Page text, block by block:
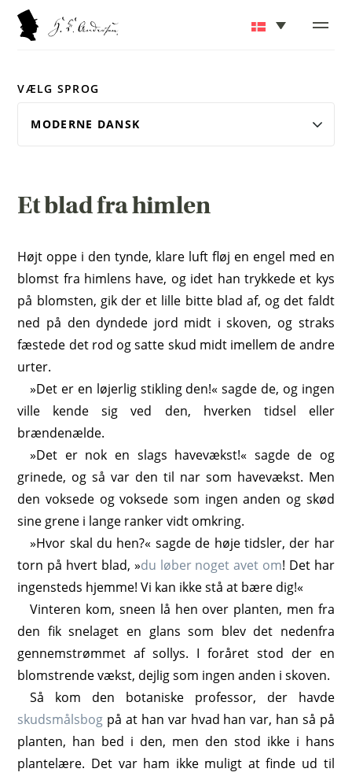
VÆLG SPROG
Et blad fra himlen
Højt oppe i den tynde, klare luft fløj en engel med en
blomst fra himlens have, og idet han trykkede et kys
på blomsten, gik der et lille bitte blad af, og det faldt
ned på den dyndede jord midt i skoven, og straks
fæstede det rod og satte skud midt imellem de andre
urter.
»Det er en løjerlig stikling den!« sagde de, og ingen
ville kende sig ved den, hverken tidsel eller
brændenælde.
»Det er nok en slags havevækst!« sagde de og
grinede, og så var den til nar som havevækst. Men
den voksede og voksede som ingen anden og skød
sine grene i lange ranker vidt omkring.
»Hvor skal du hen?« sagde de høje tidsler, der har
torn på hvert blad, »du løber noget avet om! Det har
ingensteds hjemme! Vi kan ikke stå at bære dig!«
Vinteren kom, sneen lå hen over planten, men fra
den fik snelaget en glans som blev det nedenfra
gennemstrømmet af sollys. I foråret stod der en
blomstrende vækst, dejlig som ingen anden i skoven.
Så kom den botaniske professor, der havde
skudsmålsbog på at han var hvad han var, han så på
planten, han bed i den, men den stod ikke i hans
plantelære. Det var ham ikke muligt at finde ud til